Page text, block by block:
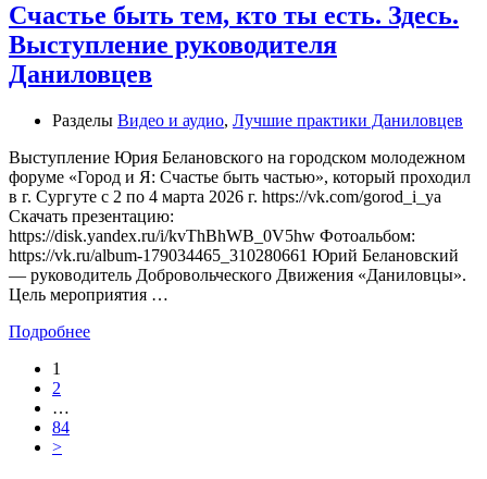
Счастье быть тем, кто ты есть. Здесь.
Выступление руководителя
Даниловцев
Разделы Видео и аудио, Лучшие практики Даниловцев
Выступление Юрия Белановского на городском молодежном
форуме «Город и Я: Счастье быть частью», который проходил
в г. Сургуте с 2 по 4 марта 2026 г. https://vk.com/gorod_i_ya
Скачать презентацию:
https://disk.yandex.ru/i/kvThBhWB_0V5hw Фотоальбом:
https://vk.ru/album-179034465_310280661 Юрий Белановский
— руководитель Добровольческого Движения «Даниловцы».
Цель мероприятия …
Подробнее
1
2
…
84
>